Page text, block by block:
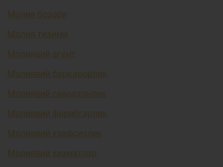
Молия бозори
Молия тизими
Молиявий агент
Молиявий барқарорлик
Молиявий саводхонлик
Молиявий фирибгарлик
Молиявий хавфсизлик
Молиявий хизматлар